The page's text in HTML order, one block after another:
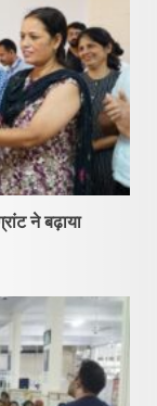
ने बढ़ाया